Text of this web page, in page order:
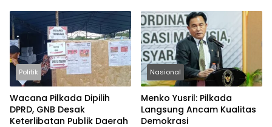
Politik
Wacana Pilkada Dipilih
DPRD, GNB Desak
Keterlibatan Publik Daerah
Nasional
Menko Yusril: Pilkada
Langsung Ancam Kualitas
Demokrasi